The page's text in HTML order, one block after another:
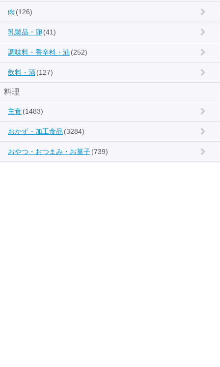
肉 (126)
乳製品・卵 (41)
調味料・香辛料・油 (252)
飲料・酒(127)
料理
主食 (1483)
おかず・加工食品 (3284)
おやつ・おつまみ・お菓子(739)